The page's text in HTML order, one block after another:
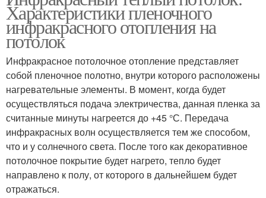
доме
Электро отопления Точечное отопление
Отопление с помощью Воздушное отопление
Дешевое отопление
Характеристики пленочного
инфракрасного отопления на
потолок
Инфракрасное потолочное отопление представляет
собой пленочное полотно, внутри которого расположены
нагревательные элементы. В момент, когда будет
осуществляться подача электричества, данная пленка за
считанные минуты нагреется до +45 °С. Передача
инфракрасных волн осуществляется тем же способом,
что и у солнечного света. После того как декоративное
потолочное покрытие будет нагрето, тепло будет
направлено к полу, от которого в дальнейшем будет
отражаться.